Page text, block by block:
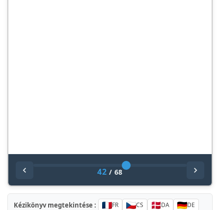
42 / 68
Kézikönyv megtekintése : FR CS DA
DE